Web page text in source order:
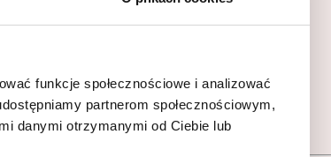
funkcje społecznościowe i analizować
partnerom społecznościowym,
danymi otrzymanymi od Ciebie lub